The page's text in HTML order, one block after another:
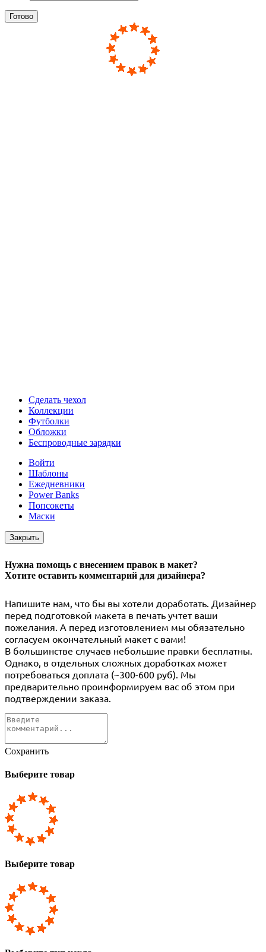
Готово
Сделать чехол
Коллекции
Футболки
Обложки
Беспроводные зарядки
Войти
Шаблоны
Ежедневники
Power Banks
Попсокеты
Маски
Закрыть
Нужна помощь с внесением правок в макет?
Хотите оставить комментарий для дизайнера?
Напишите нам, что бы вы хотели доработать. Дизайнер
перед подготовкой макета в печать учтет ваши
пожелания. А перед изготовлением мы обязательно
согласуем окончательный макет с вами!
В большинстве случаев небольшие правки бесплатны.
Однако, в отдельных сложных доработках может
потребоваться доплата (~300-600 руб). Мы
предварительно проинформируем вас об этом при
подтверждении заказа.
Сохранить
Выберите товар
Выберите товар